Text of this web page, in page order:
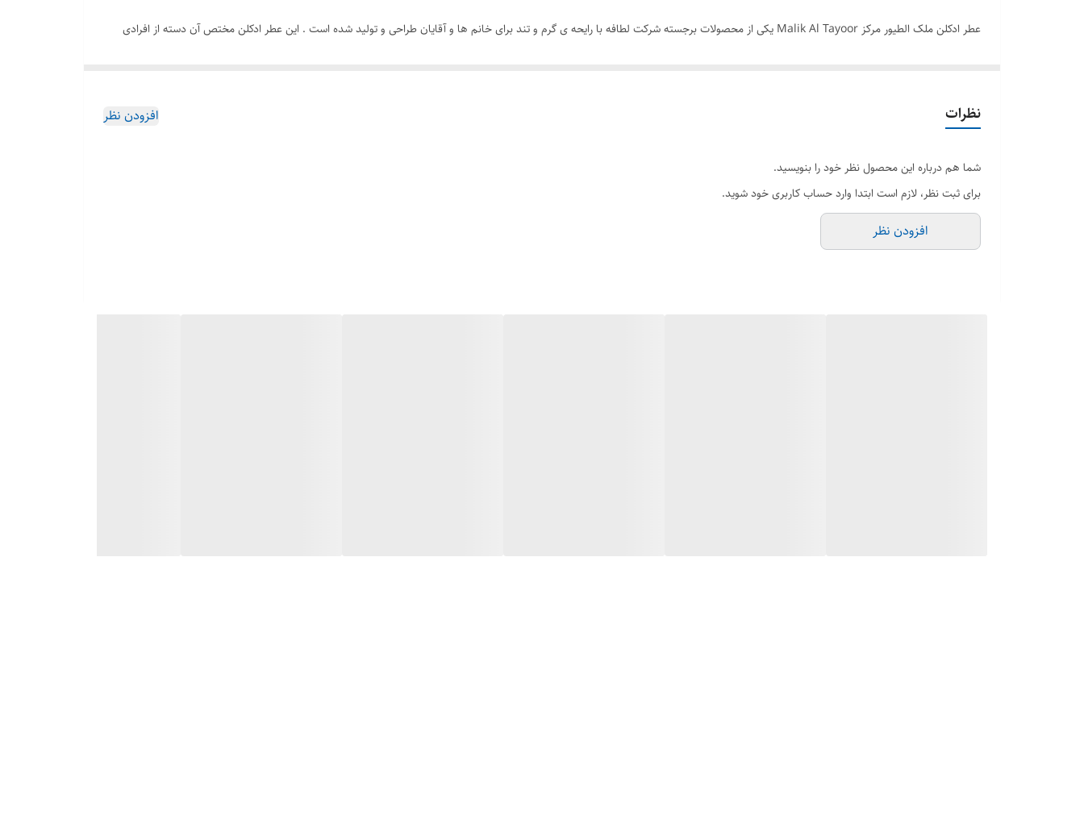
عطر ادکلن ملک الطیور مرکز Malik Al Tayoor یکی از محصولات برجسته شرکت لطافه با رایحه ی گرم و تند برای خانم ها و آقایان طراحی و تولید شده است . این عطر ادکلن مختص آن دسته از افرادی
فروشگاه هرمز پرفیوم به صورت تکی و عمده خریداری و تهیه کنید.
جنسیت زنانه و مردانه
رایحه گرم و تند
نظرات افزودن نظر
شما هم درباره این محصول نظر خود را بنویسید.
برای ثبت نظر، لازم است ابتدا وارد حساب کاربری خود شوید.
افزودن نظر